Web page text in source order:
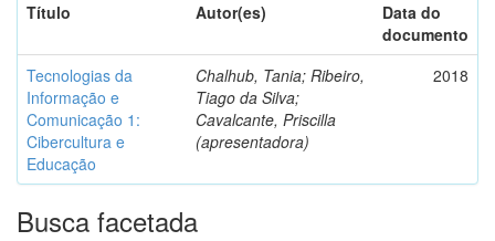
Título
Autor(es)
Data do
documento
Tecnologias da
Informação e
Comunicação 1:
Cibercultura e
Educação
Chalhub, Tania; Ribeiro,
Tiago da Silva;
Cavalcante, Priscilla
(apresentadora)
2018
Busca facetada